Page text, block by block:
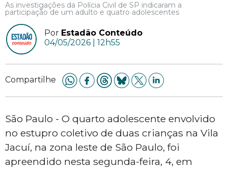
As investigações da Polícia Civil de SP indicaram a
participação de um adulto e quatro adolescentes
Por Estadão Conteúdo
04/05/2026 | 12h55
Compartilhe
São Paulo - O quarto adolescente envolvido
no estupro coletivo de duas crianças na Vila
Jacuí, na zona leste de São Paulo, foi
apreendido nesta segunda-feira, 4, em